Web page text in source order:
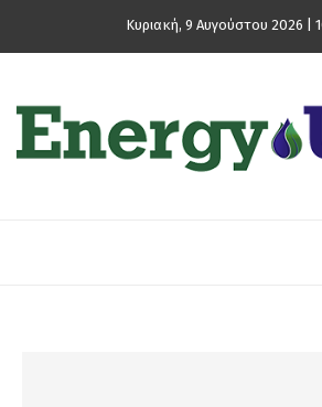
Κυριακή, 9 Αυγούστου 2026 |